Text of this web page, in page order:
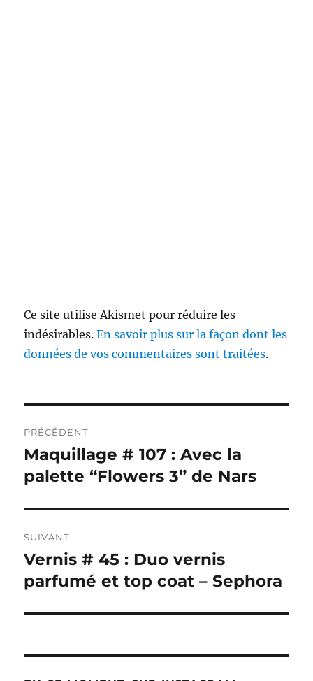
Ce site utilise Akismet pour réduire les
indésirables.En savoir plus sur la façon dont les
données de vos commentaires sont traitées.
de
l’article
PRÉCÉDENT
Publication
précédente :
Maquillage # 107 : Avec la
palette “Flowers 3” de Nars
SUIVANT
Publication
suivante :
Vernis # 45 : Duo vernis
parfumé et top coat – Sephora